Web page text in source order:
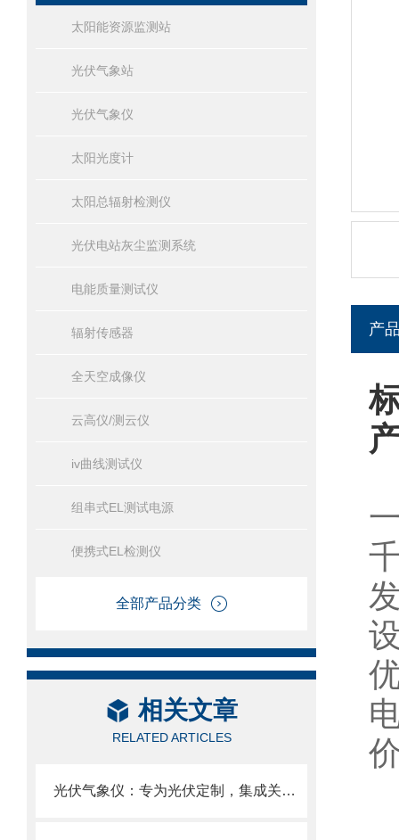
太阳能资源监测站
光伏气象站
光伏气象仪
太阳光度计
太阳总辐射检测仪
光伏电站灰尘监测系统
电能质量测试仪
辐射传感器
全天空成像仪
云高仪/测云仪
iv曲线测试仪
组串式EL测试电源
便携式EL检测仪
全部产品分类
相关文章
RELATED ARTICLES
光伏气象仪：专为光伏定制，集成关键组件温度监测的专业气象仪
产